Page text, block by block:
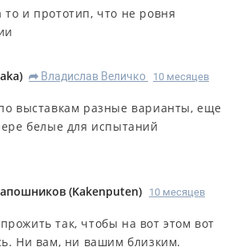
то и прототип, что не ровня
) R Владислав Величко
10 месяцев
выставкам разные варианты, еще
белые для испытаний
(Kakenputen)
10 месяцев
так, чтобы на вот этом вот
Ни вам, ни вашим близким.